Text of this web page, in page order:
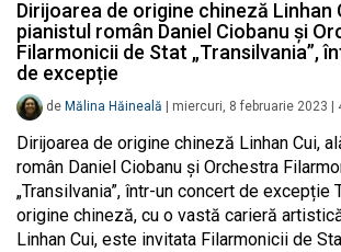
Dirijoarea de origine chineză Linhan
pianistul român Daniel Ciobanu și
Filarmonicii de Stat „Transilvania”,
de excepție
de Mălina Hăineală miercuri, 8 februarie 2023
Dirijoarea de origine chineză Linhan Cui,
român Daniel Ciobanu și Orchestra
„Transilvania”, într-un concert de excepție
origine chineză, cu o vastă carieră
Linhan Cui, este invitata Filarmonicii de